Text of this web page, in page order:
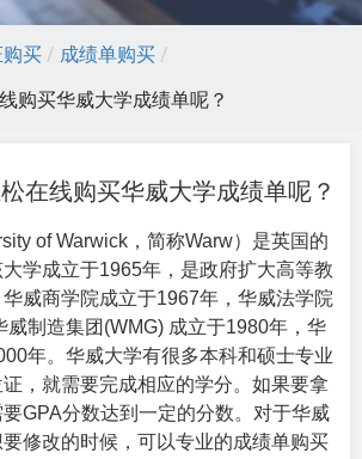
买 / 成绩单购买 /
购买华威大学成绩单呢？
在线购买华威大学成绩单呢？
of Warwick ，简称Warw）是英国的
学成立于1965年，是政府扩大高等教
威商学院成立于1967年，华威法学院
威制造集团(WMG) 成立于1980年，华
年。华威大学有很多本科和硕士专业
，就需要完成相应的学分。如果要拿
GPA分数达到一定的分数。对于华威
修改的时候，可以专业的成绩单购买